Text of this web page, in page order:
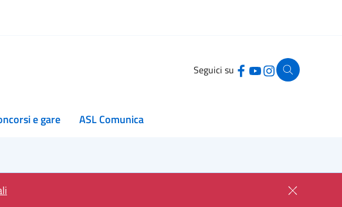
Seguici su
e gare ASL Comunica